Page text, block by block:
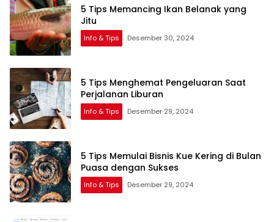
5 Tips Memancing Ikan Belanak yang
Jitu
Info & Tips Desember 30, 2024
5 Tips Menghemat Pengeluaran Saat
Perjalanan Liburan
Info & Tips Desember 29, 2024
5 Tips Memulai Bisnis Kue Kering di Bulan
Puasa dengan Sukses
Info & Tips Desember 29, 2024